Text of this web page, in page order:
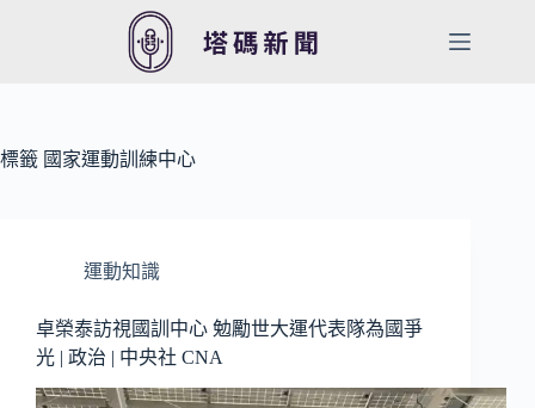
容
標籤 國家運動訓練中心
運動知識
卓榮泰訪視國訓中心 勉勵世大運代表隊為國爭
光 | 政治 | 中央社 CNA